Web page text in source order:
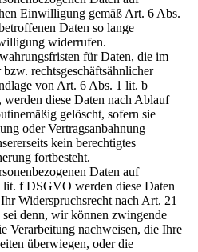
Einwilligung gemäß Art. 6 Abs.
Daten so lange
widerrufen.
für Daten, die im
rechtsgeschäftsähnlicher
von Art. 6 Abs. 1 lit. b
diese Daten nach Ablauf
gelöscht, sofern sie
oder Vertragsanbahnung
kein berechtigtes
fortbesteht.
Daten auf
f DSGVO werden diese Daten
Widerspruchsrecht nach Art. 21
denn, wir können zwingende
Verarbeitung nachweisen, die Ihre
überwiegen, oder die